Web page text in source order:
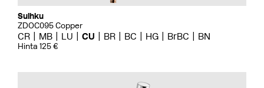
Suihku
ZDOC095 Copper
CR MB LU CU BR BC HG BrBC BN
Hinta 125 €